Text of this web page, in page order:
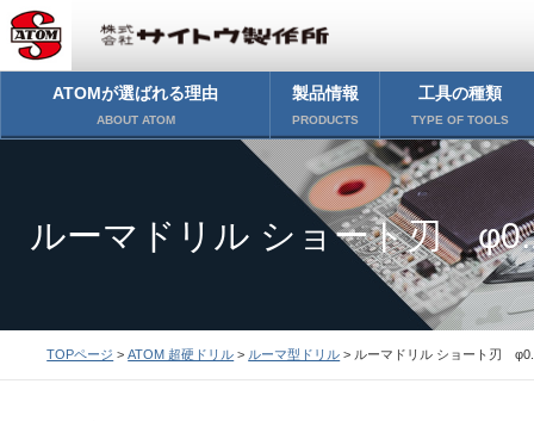
ATOMが選ばれる理由
ABOUT ATOM
製品情報
PRODUCTS
工具の種類
TYPE OF TOOLS
ルーマドリル ショート刃
TOPページ >ATOM 超硬ドリル > ルーマ型ドリル > ルーマドリル ショート刃